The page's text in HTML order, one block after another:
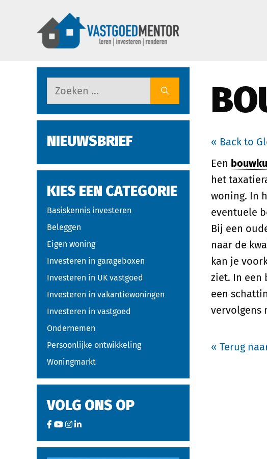
« Back to
Een
het
woning. In
eventuele
Bij een
naar de
kan je
ziet. In een
een
vervolgens
« Terug
NIEUWSBRIEF
KIES EEN CATEGORIE
Basiskennis investeren
Beleggen
Eigen woning
Investeren in garageboxen
Investeren in UK vastgoed
Investeren in vakantiewoningen
Investeren in vastgoed
Ondernemen
Persoonlijke ontwikkeling
Woningmarkt
VOLG ONS OP